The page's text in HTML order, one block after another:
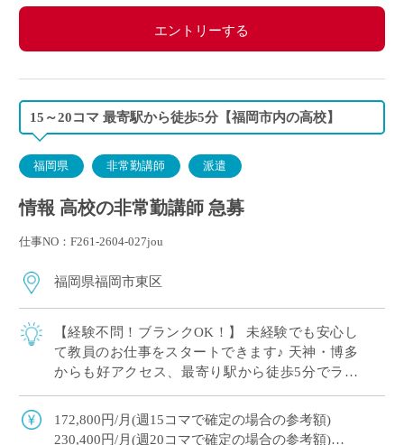
エントリーする
15～20コマ 最寄駅から徒歩5分【福岡市内の高校】
福岡県 非常勤講師 派遣
情報 高校の非常勤講師 急募
仕事NO：F261-2604-027jou
福岡県福岡市東区
【経験不問！ブランクOK！】 未経験でも安心し
て教員のお仕事をスタートできます♪ 天神・博多
からも好アクセス、最寄り駅から徒歩5分でラク
ラク通勤 イー・スタッフから派遣実績あり スポ
ーツも盛んで元気な学校です！ コマ数に […]
172,800円/月(週15コマで確定の場合の参考額)
230,400円/月(週20コマで確定の場合の参考額)